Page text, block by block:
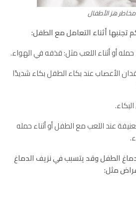
مخاطر هز الأطفال
تجنبها أثناء التعامل مع الطفل:
أو أثناء اللعب مثل: قذفه في الهواء.
الأعصاب عند بكاء الطفل بكاء شديدًا
عند اللعب مع الطفل أو أثناء حمله
الطفل وقد يتسبب في نزيف الدماغ
مثل: